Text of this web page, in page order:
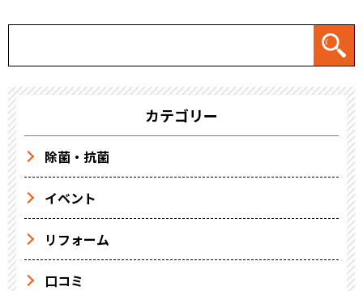
カテゴリー
除菌・抗菌
イベント
リフォーム
口コミ